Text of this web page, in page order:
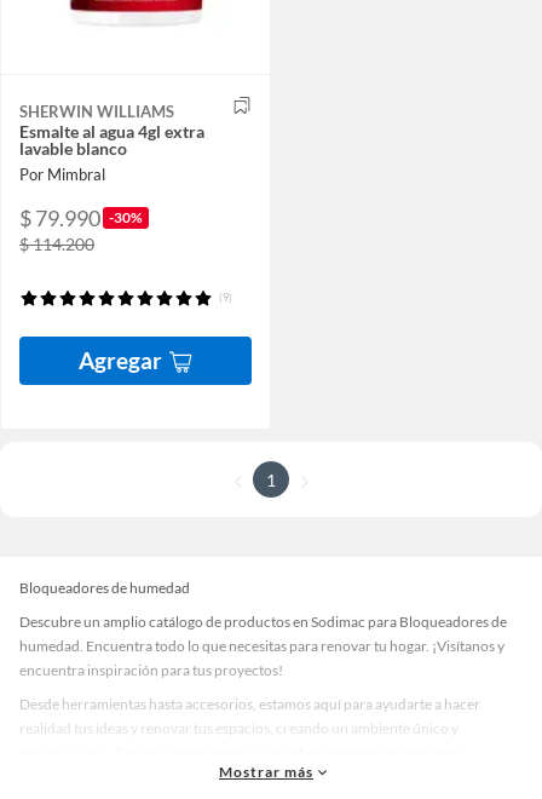
SHERWIN WILLIAMS
Esmalte al agua 4gl extra
lavable blanco
Por Mimbral
$ 79.990 -30%
$ 114.200
(9)
Agregar
1
Bloqueadores de humedad
Descubre un amplio catálogo de productos en Sodimac para Bloqueadores de
humedad. Encuentra todo lo que necesitas para renovar tu hogar. ¡Visítanos y
encuentra inspiración para tus proyectos!
Desde herramientas hasta accesorios, estamos aquí para ayudarte a hacer
realidad tus ideas y renovar tus espacios, creando un ambiente único y
accesorios de calidad que te ayudarán a crear un espacio más tú.
Mostrar más